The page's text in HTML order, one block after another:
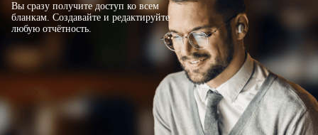
3. Место нахождения юридического лица2
Субъект Российской Федерации
Вы сразу получите доступ ко всем
бланкам. Создавайте и редактируйте
любую отчётность.